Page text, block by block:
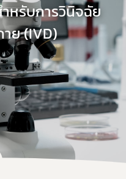
หรับการวินิจฉัย
ย (IVD)